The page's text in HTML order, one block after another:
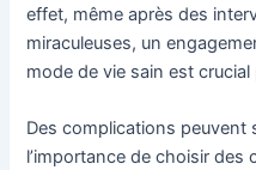
effet, même après des
miraculeuses, un
mode de vie sain est
Des complications peuvent
l’importance de choisir des